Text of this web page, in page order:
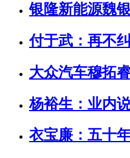
银隆新能源魏
付于武：再不
大众汽车穆拓
杨裕生：业内
衣宝廉：五十